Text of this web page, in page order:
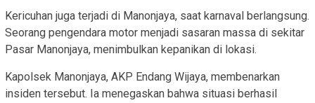
Kericuhan juga terjadi di Manonjaya, saat karnaval berlangsung.
Seorang pengendara motor menjadi sasaran massa di sekitar
Pasar Manonjaya, menimbulkan kepanikan di lokasi.
Kapolsek Manonjaya, AKP Endang Wijaya, membenarkan
insiden tersebut. Ia menegaskan bahwa situasi berhasil